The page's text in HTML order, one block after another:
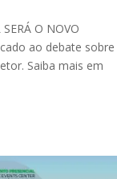
O NOVO
ao debate sobre
Saiba mais em